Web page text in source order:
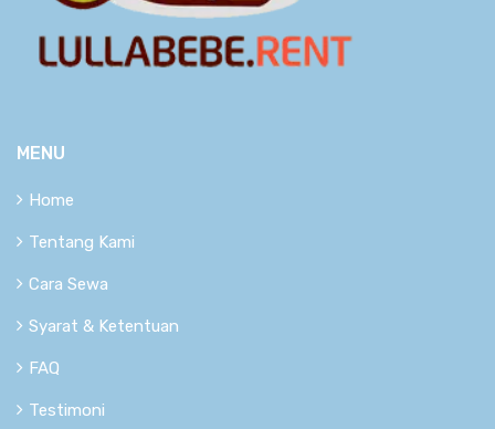
MENU
Home
Tentang Kami
Cara Sewa
Syarat & Ketentuan
FAQ
Testimoni